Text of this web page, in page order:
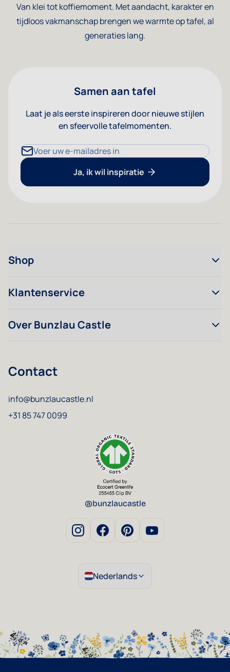
Van klei tot koffiemoment. Met aandacht, karakter en
tijdloos vakmanschap brengen we warmte op tafel, al
generaties lang.
Samen aan tafel
Laat je als eerste inspireren door nieuwe stijlen
en sfeervolle tafelmomenten.
E-mailadres
Ja, ik wil inspiratie
Shop
Klantenservice
Over Bunzlau Castle
Contact
info@bunzlaucastle.nl
+31 85 747 0099
@bunzlaucastle
Nederlands